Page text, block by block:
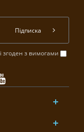
і згоден з вимогами
Підписка